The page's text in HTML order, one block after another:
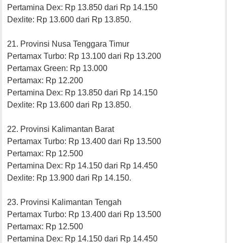
Pertamina Dex: Rp 13.850 dari Rp 14.150
Dexlite: Rp 13.600 dari Rp 13.850.
21. Provinsi Nusa Tenggara Timur
Pertamax Turbo: Rp 13.100 dari Rp 13.200
Pertamax Green: Rp 13.000
Pertamax: Rp 12.200
Pertamina Dex: Rp 13.850 dari Rp 14.150
Dexlite: Rp 13.600 dari Rp 13.850.
22. Provinsi Kalimantan Barat
Pertamax Turbo: Rp 13.400 dari Rp 13.500
Pertamax: Rp 12.500
Pertamina Dex: Rp 14.150 dari Rp 14.450
Dexlite: Rp 13.900 dari Rp 14.150.
23. Provinsi Kalimantan Tengah
Pertamax Turbo: Rp 13.400 dari Rp 13.500
Pertamax: Rp 12.500
Pertamina Dex: Rp 14.150 dari Rp 14.450